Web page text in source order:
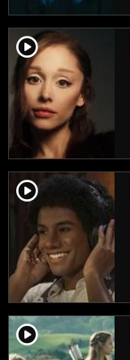
player2
player2
player2